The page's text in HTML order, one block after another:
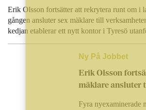
Erik Olsson fortsätter att rekrytera runt om i
gången ansluter sex mäklare till
kedjan etablerar ett nytt kontor i Tyresö
Ny På Jobbet
Erik Olsson
mäklare ansluter
Fyra nyexaminerade